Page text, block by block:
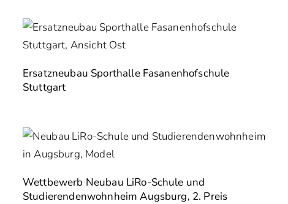
Ersatzneubau Sporthalle Fasanenhofschule
Stuttgart
Wettbewerb Neubau LiRo-Schule und
Studierendenwohnheim Augsburg, 2. Preis